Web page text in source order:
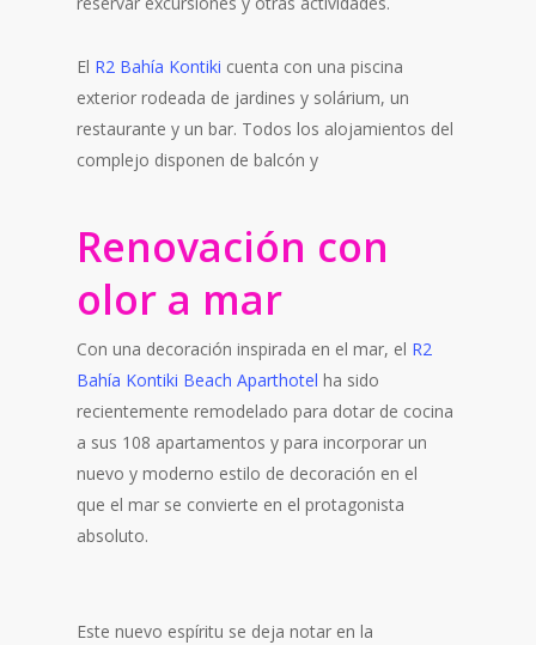
El R2 Bahía Kontiki cuenta con una piscina
exterior rodeada de jardines y solárium, un
restaurante y un bar. Todos los alojamientos del
complejo disponen de balcón y
Renovación con
olor a mar
Con una decoración inspirada en el mar, el R2
Bahía Kontiki Beach Aparthotel ha sido
recientemente remodelado para dotar de cocina
a sus 108 apartamentos y para incorporar un
nuevo y moderno estilo de decoración en el
que el mar se convierte en el protagonista
absoluto.
Este nuevo espíritu se deja notar en la